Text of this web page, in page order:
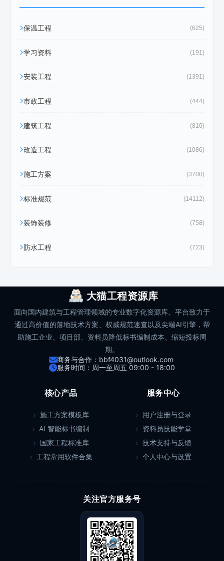
保温工程 (625)
学习资料 (191)
安装工程 (1391)
市政工程 (444)
建筑工程 (810)
改造工程 (1086)
施工方案 (3700)
标准规范 (14112)
装饰装修 (758)
防水工程 (723)
大猫工程资源库
面向国内建筑与工程管理领域的专业数字化资源库。平台致力于
通过高价值的落地技术方案、权威规范速查以及尖端AI引擎，帮
助施工企业、项目部、资料员降低标书编制成本、缩短投标周
期。
商务与合作：bbf4031@outlook.com
服务时间：周一至周五 09:00 - 18:00
核心产品
施工方案模板库
AI 智能标书编制
国家工程标准库
工程常用软件合集
服务中心
用户注册与登录
资料员技能学堂
技术支持与反馈
个人中心与设置
关注官方服务号